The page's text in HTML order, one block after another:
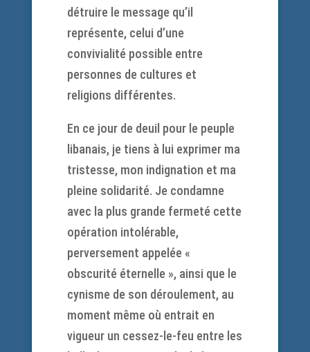
détruire le message qu’il
représente, celui d’une
convivialité possible entre
personnes de cultures et
religions différentes.
En ce jour de deuil pour le peuple
libanais, je tiens à lui exprimer ma
tristesse, mon indignation et ma
pleine solidarité. Je condamne
avec la plus grande fermeté cette
opération intolérable,
perversement appelée «
obscurité éternelle », ainsi que le
cynisme de son déroulement, au
moment même où entrait en
vigueur un cessez-le-feu entre les